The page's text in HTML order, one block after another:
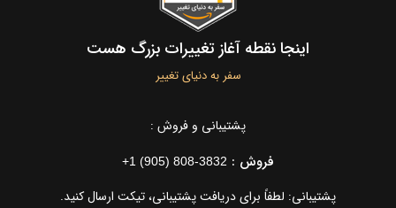
اینجا نقطه آغاز تغییرات بزرگ هست
سفر به دنیای تغییر
پشتیبانی و فروش :
فروش : +1 (905) 808-3832
پشتیبانی: لطفاً برای دریافت پشتیبانی، تیکت ارسال کنید.